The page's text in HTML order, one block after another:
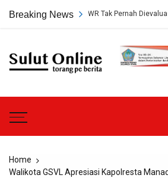
Breaking News
PT HWR Tak Pernah Dievaluasi Dinas
Sulut
Home
Walikota GSVL Apresiasi Kapolresta